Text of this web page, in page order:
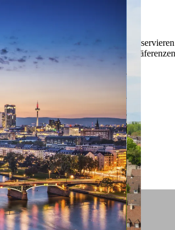
verbessertes Nutzungserlebnis zu
können Sie Ihre persönlichen